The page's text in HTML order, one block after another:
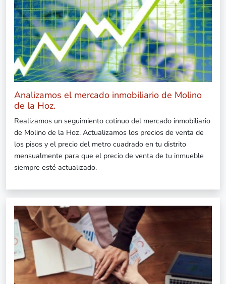
Analizamos el mercado inmobiliario de Molino
de la Hoz.
Realizamos un seguimiento cotinuo del mercado inmobiliario
de Molino de la Hoz. Actualizamos los precios de venta de
los pisos y el precio del metro cuadrado en tu distrito
mensualmente para que el precio de venta de tu inmueble
siempre esté actualizado.